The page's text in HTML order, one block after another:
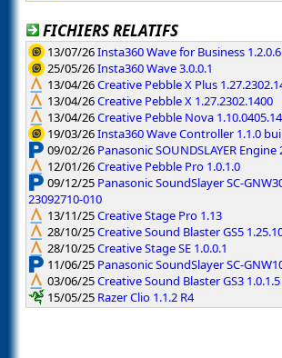
FICHIERS RELATIFS
13/07/26Insta360 Wave for Business 1.2.0.6
25/05/26Insta360 Wave 3.0.0.1
13/04/26Creative Pebble X Plus
13/04/26Creative Pebble X 1.27.2302.1400
13/04/26Creative Pebble Nova
19/03/26Insta360 Wave Controller 1.1.0
09/02/26 Panasonic SOUNDSLAYER Engine
12/01/26Creative Pebble Pro 1.0.1.0
09/12/25 Panasonic SoundSlayer SC-
23092710-010
13/11/25Creative Stage Pro 1.13
28/10/25Creative Sound Blaster GS5
28/10/25Creative Stage SE 1.0.0.1
11/06/25 Panasonic SoundSlayer SC-
03/06/25Creative Sound Blaster GS3 1.0.1.5
15/05/25 Razer Clio 1.1.2 R4